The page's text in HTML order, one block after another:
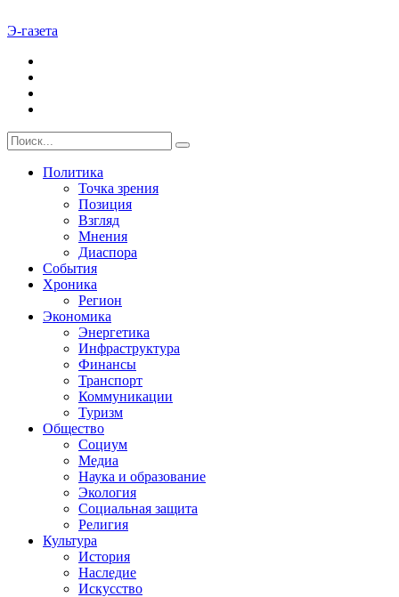
Э-газета
Политика
Точка зрения
Позиция
Взгляд
Мнения
Диаспора
События
Хроника
Регион
Экономика
Энергетика
Инфраструктура
Финансы
Транспорт
Коммуникации
Туризм
Общество
Социум
Медиа
Наука и образование
Экология
Социальная защита
Религия
Культура
История
Наследие
Искусство